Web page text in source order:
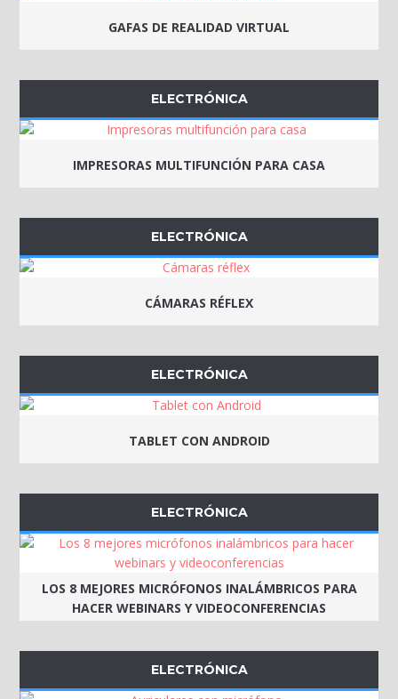
GAFAS DE REALIDAD VIRTUAL
ELECTRÓNICA
IMPRESORAS MULTIFUNCIÓN PARA CASA
ELECTRÓNICA
CÁMARAS RÉFLEX
ELECTRÓNICA
TABLET CON ANDROID
ELECTRÓNICA
LOS 8 MEJORES MICRÓFONOS INALÁMBRICOS PARA
HACER WEBINARS Y VIDEOCONFERENCIAS
ELECTRÓNICA